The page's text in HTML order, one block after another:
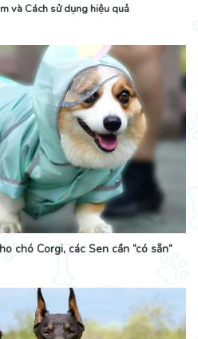
và Cách sử dụng hiệu quả
chó Corgi, các Sen cần “có sẵn”